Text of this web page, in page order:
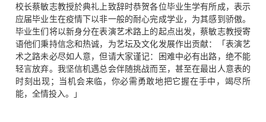
校长蔡敏志教授於典礼上致辞时恭贺各位毕业生学有所成，表示
应届毕业生在疫情下以非一般的耐心完成学业，为其感到骄傲。
毕业生们将以新身分在表演艺术路上的起点出发，蔡敏志教授寄
语他们秉持信念和热诚，为艺坛及文化发展作出贡献：「表演艺
术之路未必尽如人意，但请大家谨记：困难中必有出路，绝不能
轻言放弃。我坚信机遇总会伴随挑战而至，甚至在最出人意表的
时刻出现；当机会来临，你必需勇敢地把它握在手中，竭尽所
能，全情投入。」